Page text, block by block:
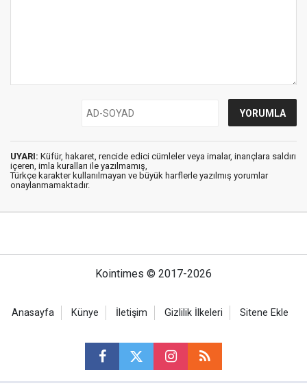
UYARI: Küfür, hakaret, rencide edici cümleler veya imalar, inançlara saldırı
içeren, imla kuralları ile yazılmamış,
Türkçe karakter kullanılmayan ve büyük harflerle yazılmış yorumlar
onaylanmamaktadır.
Kointimes © 2017-2026
Anasayfa Künye İletişim Gizlilik İlkeleri Sitene Ekle